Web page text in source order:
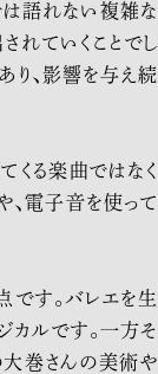
は語れない複雑な
れていくことでし
り、影響を与え続
くる楽曲ではなく
、電子音を使って
です。バレエを生
カルです。一方そ
大巻さんの美術や